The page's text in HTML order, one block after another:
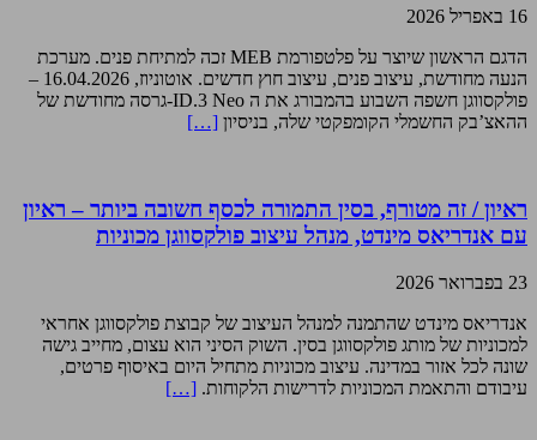
16 באפריל 2026
הדגם הראשון שיוצר על פלטפורמת MEB זכה למתיחת פנים. מערכת
הנעה מחודשת, עיצוב פנים, עיצוב חוץ חדשים. אוטוניוז, 16.04.2026 –
פולקסווגן חשפה השבוע בהמבורג את ה ID.3 Neo-גרסה מחודשת של
ההאצ’בק החשמלי הקומפקטי שלה, בניסיון […]
ראיון / זה מטורף, בסין התמורה לכסף חשובה ביותר – ראיון
עם אנדריאס מינדט, מנהל עיצוב פולקסווגן מכוניות
23 בפברואר 2026
אנדריאס מינדט שהתמנה למנהל העיצוב של קבוצת פולקסווגן אחראי
למכוניות של מותג פולקסווגן בסין. השוק הסיני הוא עצום, מחייב גישה
שונה לכל אזור במדינה. עיצוב מכוניות מתחיל היום באיסוף פרטים,
עיבודם והתאמת המכוניות לדרישות הלקוחות. […]